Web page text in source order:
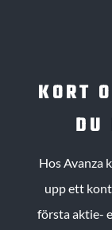
KORT
DU
Hos Avanza
upp ett
första aktie-